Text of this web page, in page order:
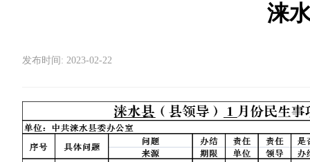
涞
发布时间: 2023-02-22